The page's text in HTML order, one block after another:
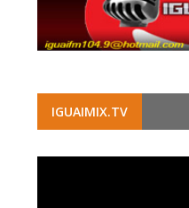
IGUAIMIX.TV